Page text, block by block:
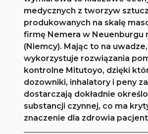
medycznych z tworzyw
produkowanych na skalę
firmę Nemera w Neuenburgu
(Niemcy). Mając to na
wykorzystuje rozwiązania
kontrolne Mitutoyo, dzięki
dozowniki, inhalatory i peny
dostarczają dokładnie
substancji czynnej, co ma
znaczenie dla zdrowia